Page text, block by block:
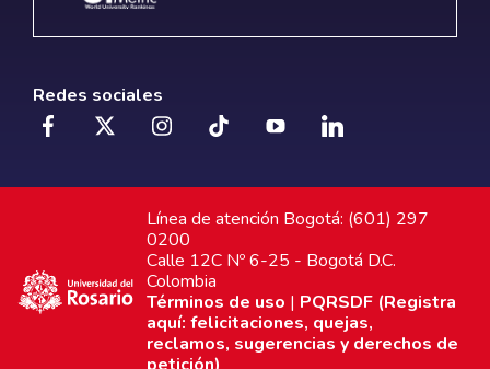
Redes sociales
Línea de atención Bogotá: (601) 297
0200
Calle 12C Nº 6-25 - Bogotá D.C.
Colombia
Términos de uso | PQRSDF (Registra
aquí: felicitaciones, quejas,
reclamos, sugerencias y derechos de